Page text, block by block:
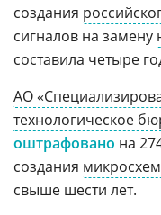
создания
сигналов на замену
составила четыре
АО
технологическое
оштрафовано на
создания
свыше шести лет.